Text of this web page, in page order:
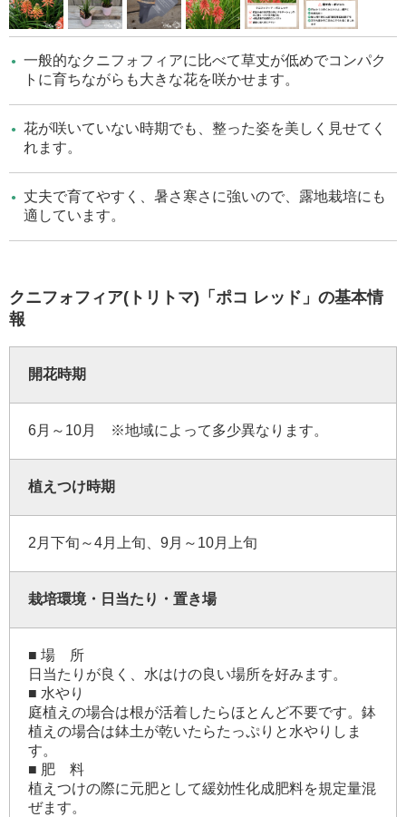
一般的なクニフォフィアに比べて草丈が低めでコンパク
トに育ちながらも大きな花を咲かせます。
花が咲いていない時期でも、整った姿を美しく見せてく
れます。
丈夫で育てやすく、暑さ寒さに強いので、露地栽培にも
適しています。
クニフォフィア(トリトマ)「ポコ レッド」の基本情
報
開花時期
6月～10月 ※地域によって多少異なります。
植えつけ時期
2月下旬～4月上旬、9月～10月上旬
栽培環境・日当たり・置き場
■ 場 所
日当たりが良く、水はけの良い場所を好みます。
■ 水やり
庭植えの場合は根が活着したらほとんど不要です。鉢
植えの場合は鉢土が乾いたらたっぷりと水やりしま
す。
■ 肥 料
植えつけの際に元肥として緩効性化成肥料を規定量混
ぜます。